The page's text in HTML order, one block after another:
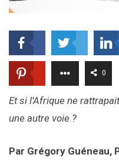
0
Et si l’Afrique ne
une autre voie ?
Par Grégory Guéneau,